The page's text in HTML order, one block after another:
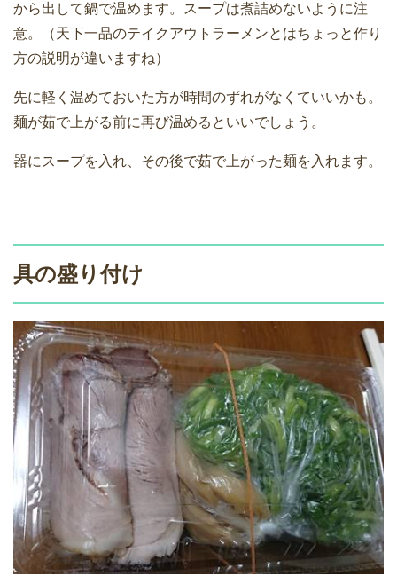
から出して鍋で温めます。スープは煮詰めないように注
意。（天下一品のテイクアウトラーメンとはちょっと作り
方の説明が違いますね）
先に軽く温めておいた方が時間のずれがなくていいかも。
麺が茹で上がる前に再び温めるといいでしょう。
器にスープを入れ、その後で茹で上がった麺を入れます。
具の盛り付け